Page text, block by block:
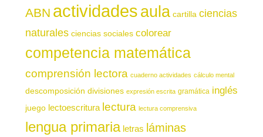
ABN actividadesaula cartilla ciencias
naturales ciencias sociales colorear
competencia matemática
comprensión lectora cuaderno actividades cálculo mental
descomposición divisiones expresión escrita gramática inglés
juego lectoescritura lectura lectura comprensiva
lengua primaria letras láminas